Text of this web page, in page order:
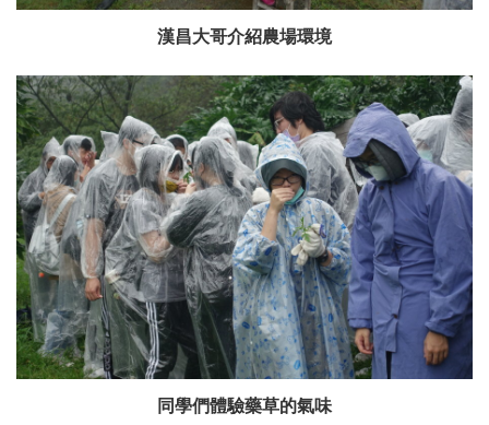
漢昌大哥介紹農場環境
同學們體驗藥草的氣味